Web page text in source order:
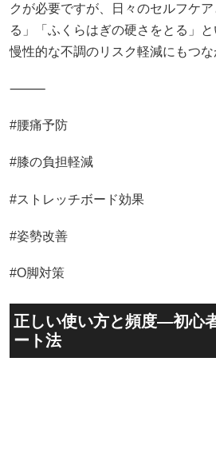
クが必要ですが、日々のセルフケ
る」「ふくらはぎの硬さをとる」
慢性的な不調のリスク軽減にもつな
⸻
#腰痛予防
#膝の負担軽減
#ストレッチボード効果
#姿勢改善
#O脚対策
正しい使い方と頻度—初心
ート法